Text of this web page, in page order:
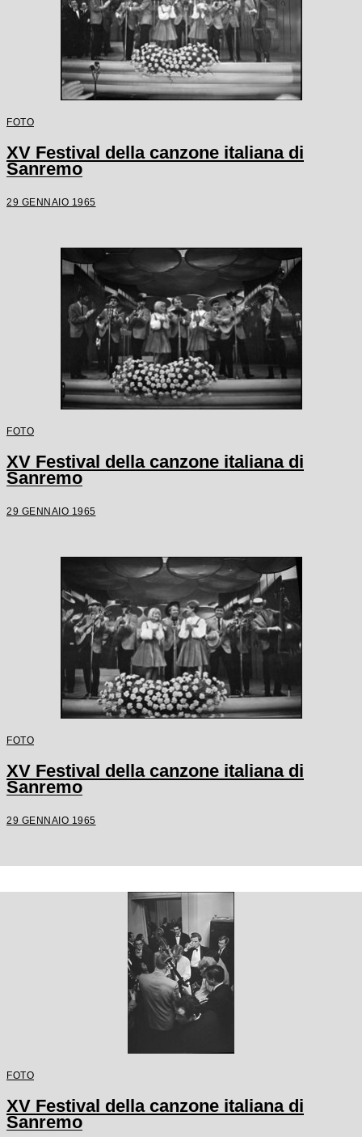
FOTO
XV Festival della canzone italiana di
Sanremo
29 GENNAIO 1965
FOTO
XV Festival della canzone italiana di
Sanremo
29 GENNAIO 1965
FOTO
XV Festival della canzone italiana di
Sanremo
29 GENNAIO 1965
FOTO
XV Festival della canzone italiana di
Sanremo